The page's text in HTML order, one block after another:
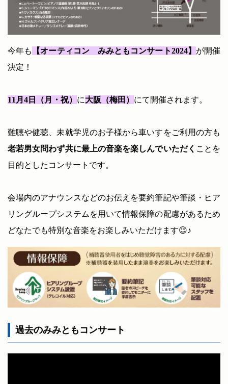
今年も 【オーティコン みみともコンサート2024】 が開催
決定！
11月4日（月・祝） に大阪（梅田） にて開催されます。
難聴や健聴、未就学児のお子様から車いすをご利用の方も
老若男女問わず共に最上の音楽を楽しんでいただく ことを
目的としたコンサートです。
会場内のアナウンスなどのお伝えを要約筆記や筆談・ヒア
リングループシステムを用いて情報保障の配慮があるため
どなたでも特別な音楽をお楽しみいただけます😉♪
過去のみみともコンサート